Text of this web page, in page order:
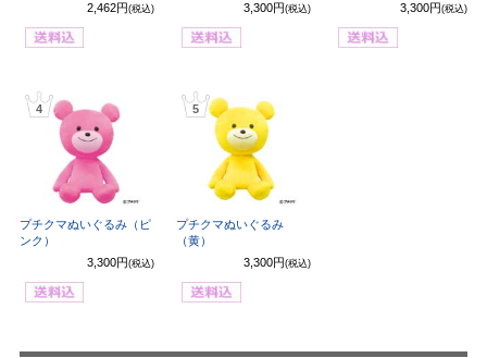
2,462円 (税込)
3,300円 (税込)
3,300円(税込)
4
プチクマぬいぐるみ（ピ
ンク）
3,300円 (税込)
5
プチクマぬいぐるみ
（黄）
3,300円 (税込)